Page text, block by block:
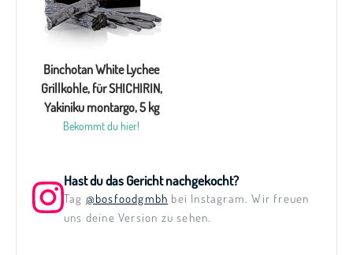
Binchotan White Lychee
Grillkohle, für SHICHIRIN,
Yakiniku montargo, 5 kg
Bekommt du hier!
Hast du das Gericht nachgekocht?
Tag @bosfoodgmbh bei Instagram. Wir freuen
uns deine Version zu sehen.